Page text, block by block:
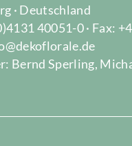
· Deutschland
40051-0 · Fax:
Bernd Sperling,